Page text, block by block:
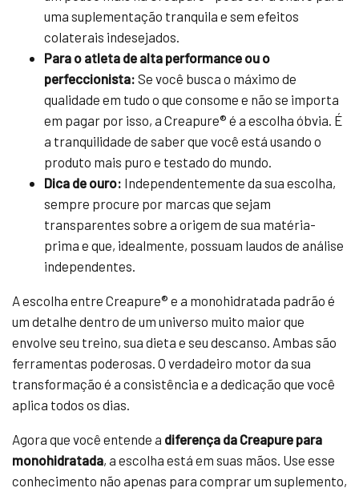
uma suplementação tranquila e sem efeitos
colaterais indesejados.
Para o atleta de alta performance ou o
perfeccionista: Se você busca o máximo de
qualidade em tudo o que consome e não se importa
em pagar por isso, a Creapure® é a escolha óbvia. É
a tranquilidade de saber que você está usando o
produto mais puro e testado do mundo.
Dica de ouro: Independentemente da sua escolha,
sempre procure por marcas que sejam
transparentes sobre a origem de sua matéria-
prima e que, idealmente, possuam laudos de análise
independentes.
A escolha entre Creapure® e a monohidratada padrão é
um detalhe dentro de um universo muito maior que
envolve seu treino, sua dieta e seu descanso. Ambas são
ferramentas poderosas. O verdadeiro motor da sua
transformação é a consistência e a dedicação que você
aplica todos os dias.
Agora que você entende a diferença da Creapure para
monohidratada, a escolha está em suas mãos. Use esse
conhecimento não apenas para comprar um suplemento,